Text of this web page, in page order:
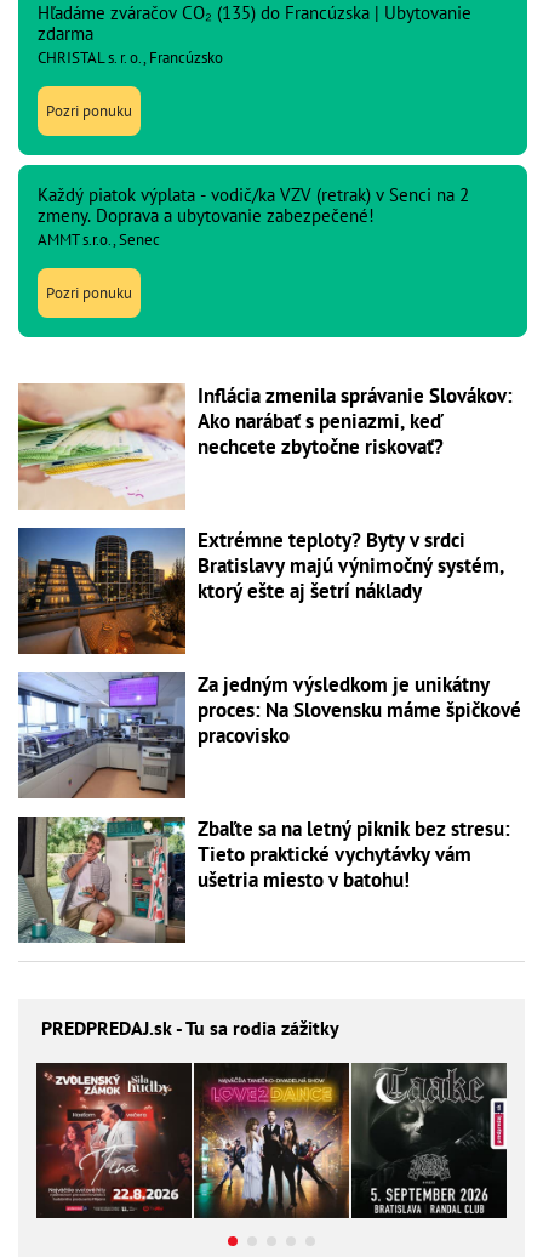
Hľadáme zváračov CO₂ (135) do Francúzska | Ubytovanie
zdarma
CHRISTAL s. r. o., Francúzsko
Pozri ponuku
Každý piatok výplata - vodič/ka VZV (retrak) v Senci na 2
zmeny. Doprava a ubytovanie zabezpečené!
AMMT s.r.o., Senec
Pozri ponuku
Inflácia zmenila správanie Slovákov:
Ako narábať s peniazmi, keď
nechcete zbytočne riskovať?
Extrémne teploty? Byty v srdci
Bratislavy majú výnimočný systém,
ktorý ešte aj šetrí náklady
Za jedným výsledkom je unikátny
proces: Na Slovensku máme špičkové
pracovisko
Zbaľte sa na letný piknik bez stresu:
Tieto praktické vychytávky vám
ušetria miesto v batohu!
PREDPREDAJ.sk - Tu sa rodia zážitky